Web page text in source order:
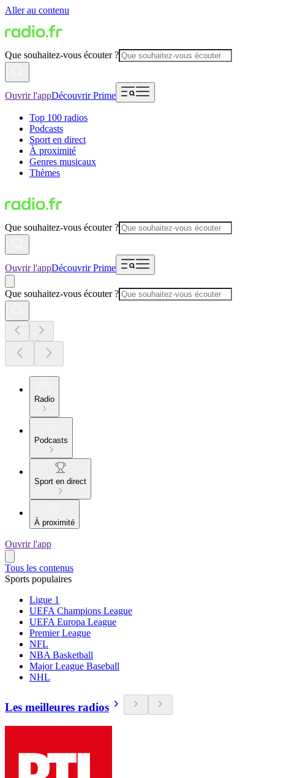
Aller au contenu
Que souhaitez-vous écouter ?
Ouvrir l'appDécouvrir Prime
Top 100 radios
Podcasts
Sport en direct
À proximité
Genres musicaux
Thèmes
Que souhaitez-vous écouter ?
Ouvrir l'appDécouvrir Prime
Que souhaitez-vous écouter ?
Radio
Podcasts
Sport en direct
À proximité
Ouvrir l'app
Tous les contenus
Sports populaires
Ligue 1
UEFA Champions League
UEFA Europa League
Premier League
NFL
NBA Basketball
Major League Baseball
NHL
Les meilleures radios